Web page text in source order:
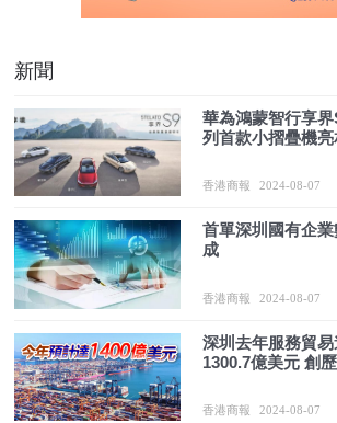
新聞
華為鴻蒙智行享
列首款小摺疊機亮
香港商報 2024-08-07
首單深圳國有企
成
香港商報 2024-08-07
深圳去年服務貿
1300.7億美元 創
香港商報 2024-08-07